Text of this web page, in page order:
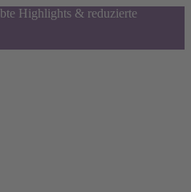
Highlights & reduzierte